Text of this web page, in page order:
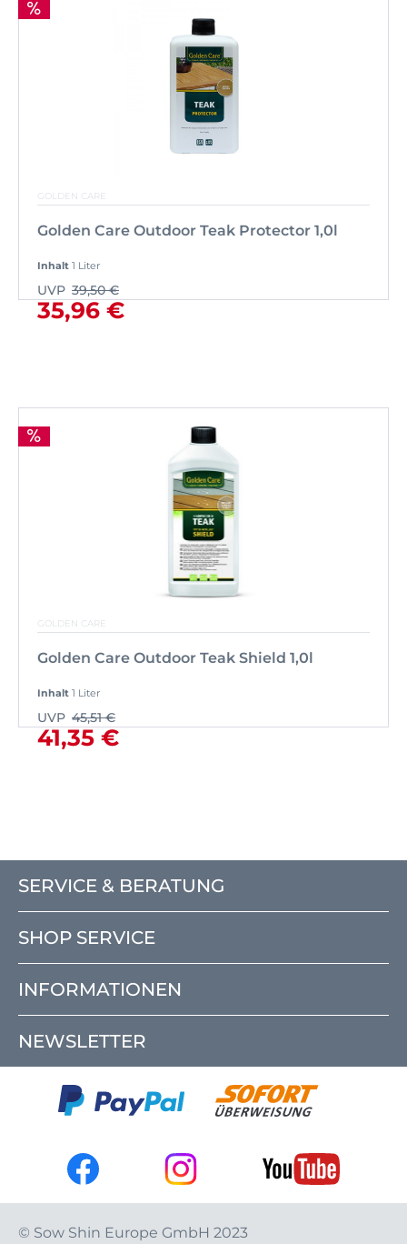
GOLDEN CARE
Golden Care Outdoor Teak Protector 1,0l
Inhalt 1 Liter
UVP 39,50 €
35,96 €
GOLDEN CARE
Golden Care Outdoor Teak Shield 1,0l
Inhalt 1 Liter
UVP 45,51 €
41,35 €
SERVICE & BERATUNG
SHOP SERVICE
INFORMATIONEN
NEWSLETTER
© Sow Shin Europe GmbH 2023